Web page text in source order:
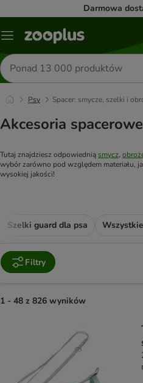
Darmowa
Menu
Szukaj
produktów
Psy Spacer: smycze, szelki i
Akcesoria
Tutaj znajdziesz odpowiednią smycz,
wybór zarówno pod względem materiału,
wysokiej jakości!
Szelki guard dla psa
Filtry
1 - 48 z 826 wyników